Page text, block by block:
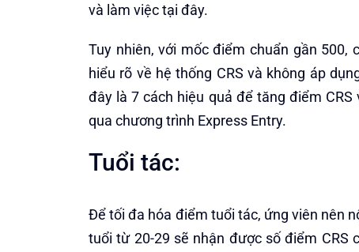
và làm việc tại đây.
Tuy nhiên, với mốc điểm chuẩn gần 500,
hiểu rõ về hệ thống CRS và không áp
đây là 7 cách hiệu quả để tăng điểm
qua chương trình Express Entry.
Tuổi tác:
Để tối đa hóa điểm tuổi tác, ứng viên nên
tuổi từ 20-29 sẽ nhận được số điểm CRS